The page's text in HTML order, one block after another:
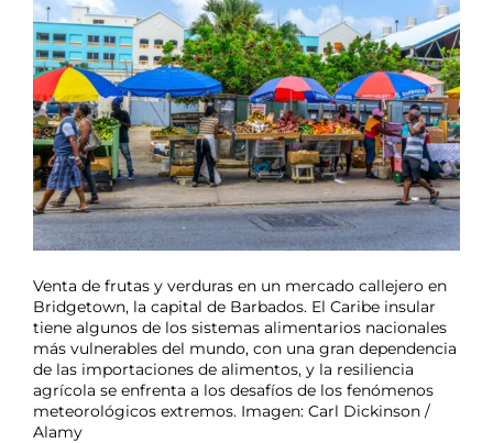
Venta de frutas y verduras en un mercado callejero en
Bridgetown, la capital de Barbados. El Caribe insular
tiene algunos de los sistemas alimentarios nacionales
más vulnerables del mundo, con una gran dependencia
de las importaciones de alimentos, y la resiliencia
agrícola se enfrenta a los desafíos de los fenómenos
meteorológicos extremos. Imagen: Carl Dickinson /
Alamy